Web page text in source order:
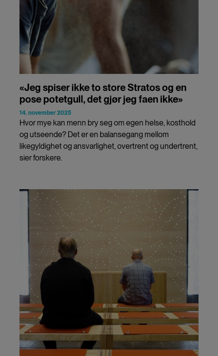
«Jeg spiser ikke to store Stratos og en
pose potetgull, det gjør jeg faen ikke»
14. november 2025
Hvor mye kan menn bry seg om egen helse, kosthold
og utseende? Det er en balansegang mellom
likegyldighet og ansvarlighet, overtrent og undertrent,
sier forskere.